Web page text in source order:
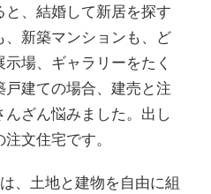
、結婚して新居を探す
新築マンションも、ど
場、ギャラリーをたく
建ての場合、建売と注
ざん悩みました。出し
文住宅です。
、土地と建物を自由に組